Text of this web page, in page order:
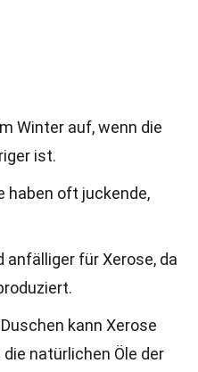
Winter auf, wenn die
ist.
haben oft juckende,
für Xerose, da
kann Xerose
natürlichen Öle der